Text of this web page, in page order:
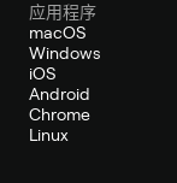
应用程序
macOS
Windows
iOS
Android
Chrome
Linux